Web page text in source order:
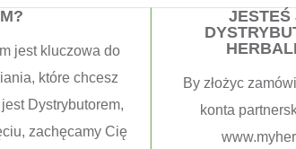
Otrzymasz propozycję
będzie ona musiała trwać.
KONSULTACJE
jest kluczowa do
które chcesz
Dystrybutorem,
zachęcamy Cię
JESTEŚ
By złożyc
konta